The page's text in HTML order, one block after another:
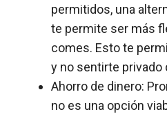
permitidos, una
te permite ser más
comes. Esto te
y no sentirte
Ahorro de dinero:
no es una opción